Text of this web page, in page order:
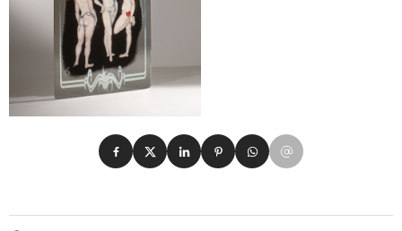
Condividi su Facebook
Condividi su X
Condividi su LinkedIn
Condividi su Pinterest
Condividi su WhatsApp
Condividi su Email